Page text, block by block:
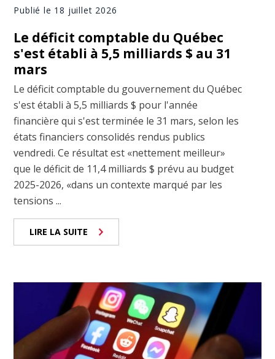
Publié le 18 juillet 2026
Le déficit comptable du Québec
s'est établi à 5,5 milliards $ au 31
mars
Le déficit comptable du gouvernement du Québec
s'est établi à 5,5 milliards $ pour l'année
financière qui s'est terminée le 31 mars, selon les
états financiers consolidés rendus publics
vendredi. Ce résultat est «nettement meilleur»
que le déficit de 11,4 milliards $ prévu au budget
2025-2026, «dans un contexte marqué par les
tensions ...
LIRE LA SUITE